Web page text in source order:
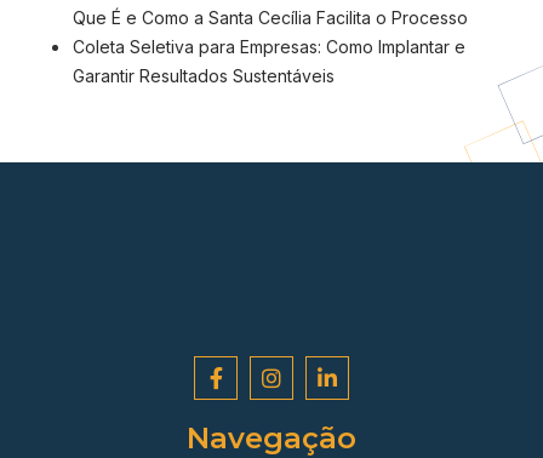
Que É e Como a Santa Cecília Facilita o Processo
Coleta Seletiva para Empresas: Como Implantar e
Garantir Resultados Sustentáveis
Navegação